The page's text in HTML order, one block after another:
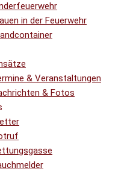
in der Feuerwehr
& Veranstaltungen
& Fotos